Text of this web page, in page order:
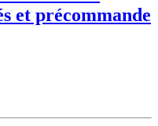
et précommande